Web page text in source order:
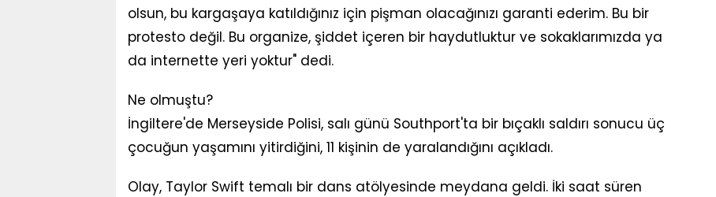
olsun, bu kargaşaya katıldığınız için pişman olacağınızı garanti ederim. Bu bir
protesto değil. Bu organize, şiddet içeren bir haydutluktur ve sokaklarımızda ya
da internette yeri yoktur" dedi.
Ne olmuştu?
İngiltere'de Merseyside Polisi, salı günü Southport'ta bir bıçaklı saldırı sonucu üç
çocuğun yaşamını yitirdiğini, 11 kişinin de yaralandığını açıkladı.
Olay, Taylor Swift temalı bir dans atölyesinde meydana geldi. İki saat süren